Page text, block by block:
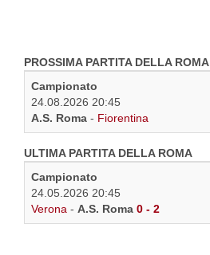
PROSSIMA PARTITA DELLA ROMA
Campionato
24.08.2026 20:45
A.S. Roma - Fiorentina
ULTIMA PARTITA DELLA ROMA
Campionato
24.05.2026 20:45
Verona - A.S. Roma 0 - 2